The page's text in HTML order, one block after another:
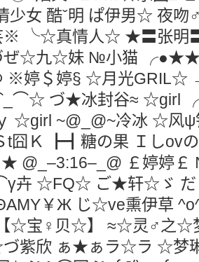
少女 酷ˇ明 ぱ伊男☆ 夜吻
※ ╰☆真情人☆ ★〓张明
☆九☆妹 №小猫
※婷＄婷§ ☆月光
づ★冰封谷≈
ｙ ☆girl ~@_@~冷冰 ☆
Ｋ ┣┫糖の果 Ｉしovの
@_–3:16–_@ ￡婷婷￡
卉 ☆FQ☆ ご★轩☆ゞ だ
￥Ж じ☆ve熏伊草
【☆宝♀贝☆】 ≈☆灵♂之☆
紫欣 ぁ★ぁラ☆ラ ☆梦